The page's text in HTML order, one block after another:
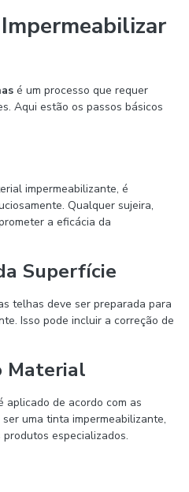
é um processo que requer
Aqui estão os passos básicos
impermeabilizante, é
Qualquer sujeira,
a eficácia da
Superfície
telhas deve ser preparada para
Isso pode incluir a correção de
Material
aplicado de acordo com as
uma tinta impermeabilizante,
especializados.